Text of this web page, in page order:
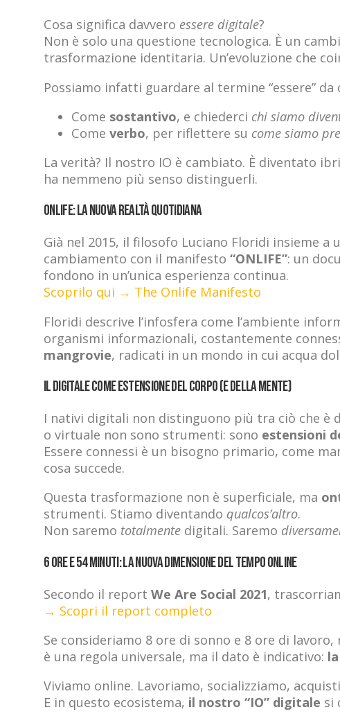
Cosa significa davvero essere digitale?
Non è solo una questione tecnologica. È un
trasformazione identitaria. Un’evoluzione che
Possiamo infatti guardare al termine “essere”
Come sostantivo, e chiederci chi siamo
Come verbo, per riflettere su come siamo
La verità? Il nostro IO è cambiato. È diventato
ha nemmeno più senso distinguerli.
Onlife: la nuova realtà quotidiana
Già nel 2015, il filosofo Luciano Floridi insieme
cambiamento con il manifesto “ONLIFE”: un
fondono in un’unica esperienza continua.
Scoprilo qui → The Onlife Manifesto
Floridi descrive l’infosfera come l’ambiente
organismi informazionali, costantemente
mangrovie, radicati in un mondo in cui acqua
Il digitale come estensione del corpo (e della mente)
I nativi digitali non distinguono più tra ciò che è
o virtuale non sono strumenti: sono estensioni
Essere connessi è un bisogno primario, come
cosa succede.
Questa trasformazione non è superficiale, ma
strumenti. Stiamo diventando qualcos’altro.
Non saremo totalmentedigitali. Saremo
6 ore e 54 minuti: la nuova dimensione del tempo online
Secondo il report We Are Social 2021,
→ Scopri il report completo
Se consideriamo 8 ore di sonno e 8 ore di
è una regola universale, ma il dato è indicativo:
Viviamo online. Lavoriamo, socializziamo,
E in questo ecosistema, il nostro “IO” digitale si